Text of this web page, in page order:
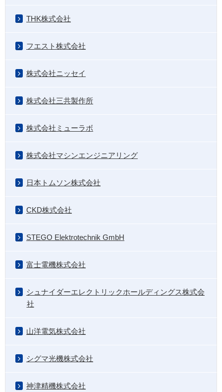
THK株式会社
フエスト株式会社
株式会社ニッセイ
株式会社三共製作所
株式会社ミューラボ
株式会社マシンエンジニアリング
日本トムソン株式会社
CKD株式会社
STEGO Elektrotechnik GmbH
富士電機株式会社
シュナイダーエレクトリックホールディングス株式会
社
山洋電気株式会社
シグマ光機株式会社
神津精機株式会社